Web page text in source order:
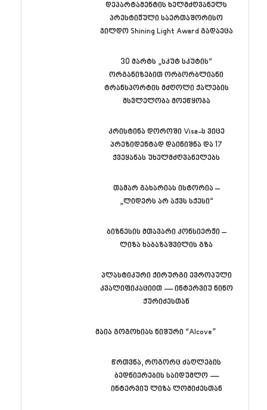
დეპარტამენტის ხელმძღვანელს
პრესტიჟული საერთაშორისო
ჯილდო Shining Light Award გადაეცა
30 მარტს „სკუტ სკუტის“
ორგანიზებით ორბორბლიანი
ტრანსპორტის მძღოლი ქალების
მსვლელობა მოეწყობა
კრისტინა დოროში Visa-ს ვიცე
პრეზიდენტად დაინიშნა და 17
ქვეყანას უხელმძღვანელებს
თამარ გახარიას ისტორია –
„ლიდერს არ აქვს სქესი“
ბიზნესის მთავარი კონსიერჟი –
ლიზა ხაბაზაშვილის გზა
პლასტიკური ქირურგი ევროპული
კვალიფიკაციით — ინტერვიუ ნინო
ქურიძესთან
მაია გოგოხიას ნიშური “Alcove”
წრთვნა, როგორც ძაღლების
ბედნიერების საიდუმლო —
ინტერვიუ ლიზა ლომიძესთან